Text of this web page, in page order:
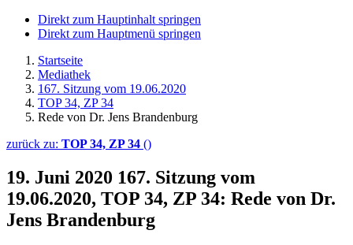
Direkt zum Hauptinhalt springen
Direkt zum Hauptmenü springen
Startseite
Mediathek
167. Sitzung vom 19.06.2020
TOP 34, ZP 34
Rede von Dr. Jens Brandenburg
zurück zu: TOP 34, ZP 34 ()
19. Juni 2020 167. Sitzung vom
19.06.2020, TOP 34, ZP 34: Rede von Dr.
Jens Brandenburg